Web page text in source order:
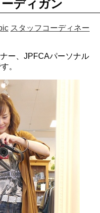
ディガン
スタッフコーディネー
ー、JPFCAパーソナル
。